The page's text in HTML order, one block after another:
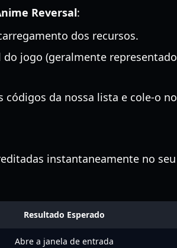
Reversal:
dos recursos.
jogo (geralmente representado
códigos da nossa lista e cole-o no
instantaneamente no seu
Resultado Esperado
Abre a janela de entrada